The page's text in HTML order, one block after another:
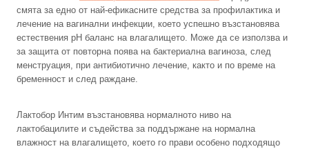
смята за едно от най-ефикасните средства за профилактика и
лечение на вагинални инфекции, което успешно възстановява
естествения рН баланс на влагалището. Може да се използва и
за защита от повторна поява на бактериална вагиноза, след
менструация, при антибиотично лечение, както и по време на
бременност и след раждане.
Лактобор Интим възстановява нормалното ниво на
лактобацилите и съдейства за поддържане на нормална
влажност на влагалището, което го прави особено подходящо